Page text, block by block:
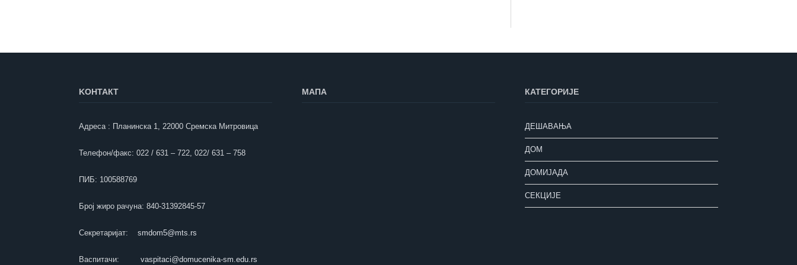
KOНТАКТ
Адреса : Планинска 1, 22000 Сремска Митровица
Телефон/факс: 022 / 631 – 722, 022/ 631 – 758
ПИБ: 100588769
Број жиро рачуна: 840-31392845-57
Секретаријат: smdom5@mts.rs
Васпитачи: vaspitaci@domucenika-sm.edu.rs
МАПА КАТЕГОРИЈЕ
ДЕШАВАЊА
ДОМ
ДОМИЈАДА
СЕКЦИЈЕ